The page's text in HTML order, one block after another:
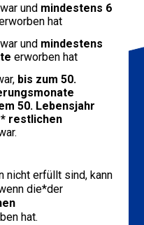
und mindestens 6
hat
und mindestens
erworben hat
bis zum 50.
50. Lebensjahr
restlichen
nicht erfüllt sind, kann
die*der
hat.